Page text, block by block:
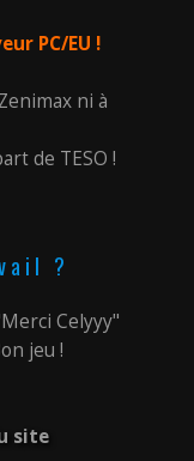
PC/EU !
ni à
de TESO !
?
Celyyy"
jeu !
site